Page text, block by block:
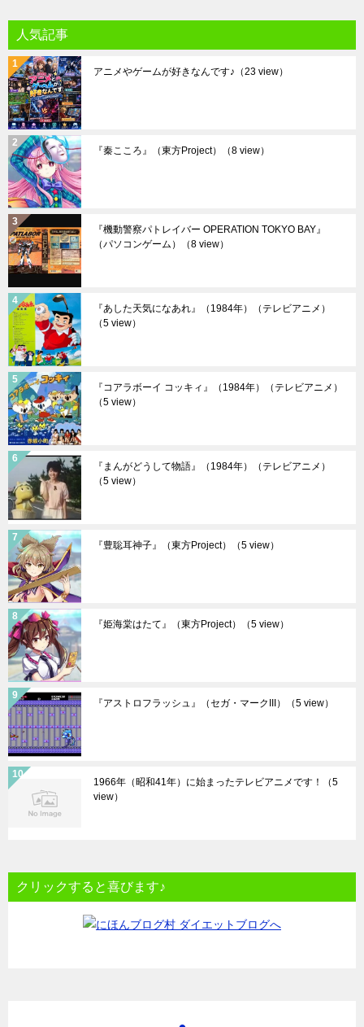
人気記事
アニメやゲームが好きなんです♪ （23 view）
『秦こころ』（東方Project） （8 view）
『機動警察パトレイバー OPERATION TOKYO BAY』
（パソコンゲーム）
（8 view）
『あした天気になあれ』（1984年）（テレビアニメ）
（5 view）
『コアラボーイ コッキィ』（1984年）（テレビアニメ）
（5 view）
『まんがどうして物語』（1984年）（テレビアニメ）
（5 view）
『豊聡耳神子』（東方Project） （5 view）
『姫海棠はたて』（東方Project） （5 view）
『アストロフラッシュ』（セガ・マークIII） （5 view）
1966年（昭和41年）に始まったテレビアニメです！
（5
view）
クリックすると喜びます♪